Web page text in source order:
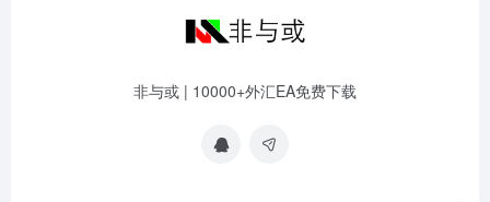
非与或 | 10000+外汇EA免费下载